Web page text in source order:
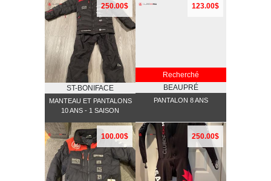
250.00$
ST-BONIFACE
MANTEAU ET PANTALONS
10 ANS - 1 SAISON
123.00$
Recherché
BEAUPRÉ
PANTALON 8 ANS
100.00$ 250.00$